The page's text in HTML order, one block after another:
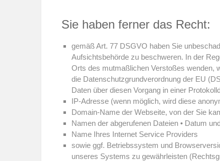
Sie haben ferner das Recht:
gemäß Art. 77 DSGVO haben Sie
Aufsichtsbehörde zu beschweren. In der
Orts des mutmaßlichen Verstoßes wenden,
die Datenschutzgrundverordnung der EU
Daten über diesen Vorgang in einer
IP-Adresse (wenn möglich, wird diese
Domain-Name der Webseite, von der Sie
Namen der abgerufenen Dateien • Datum
Name Ihres Internet Service Providers
sowie ggf. Betriebssystem und
unseres Systems zu gewährleisten